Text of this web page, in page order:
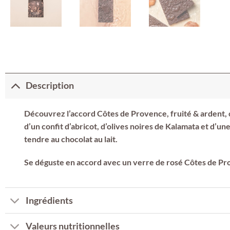
Description
Découvrez l’accord Côtes de Provence, fruité & ardent,
d’un confit d’abricot, d’olives noires de Kalamata et
tendre au chocolat au lait.
Se déguste en accord avec un verre de rosé Côtes de
Ingrédients
Valeurs nutritionnelles